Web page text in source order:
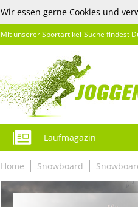
Wir essen gerne Cookies und
Mit unserer Sportartikel-Suche findest
Laufmagazin
Home Snowboard